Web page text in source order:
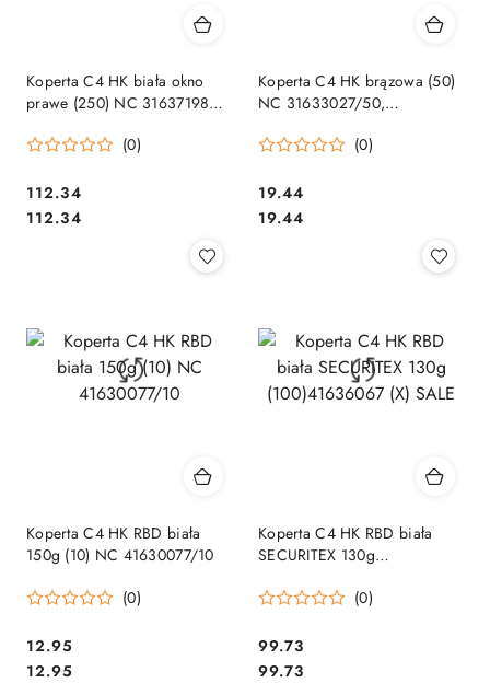
Koperta C4 HK biała okno
prawe (250) NC 31637198
(0)
Cena:
112.34
Cena:
112.34
Koperta C4 HK brązowa (50)
NC 31633027/50,
(0)
Cena:
19.44
Cena:
19.44
Koperta C4 HK RBD biała
150g (10) NC 41630077/10
(0)
Cena:
12.95
Cena:
12.95
Koperta C4 HK RBD biała
SECURITEX 130g
(0)
Cena:
99.73
Cena:
99.73